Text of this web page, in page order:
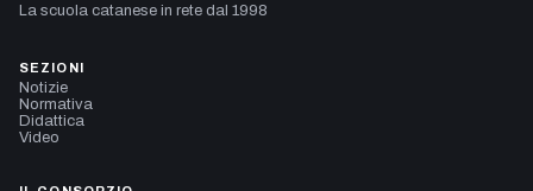
La scuola catanese in rete dal 1998
SEZIONI
Notizie
Normativa
Didattica
Video